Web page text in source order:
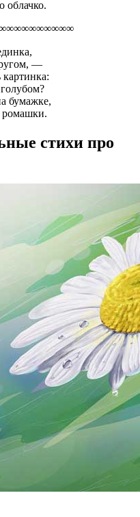
облачко.
—
бумажке,
ромашки.
стихи про